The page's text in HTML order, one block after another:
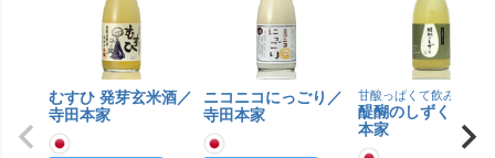
むすひ 発芽玄米酒／
寺田本家
ニコニコにっごり／
寺田本家
甘酸っぱくて飲みやすい
醍醐のしずく／寺
本家